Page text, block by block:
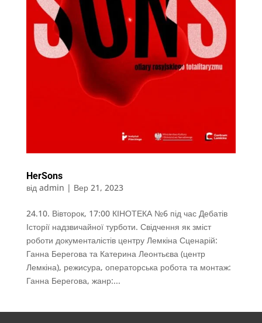
HerSons
від admin | Вер 21, 2023
24.10. Вівторок, 17:00 КІНОТЕКА №6 під час Дебатів
Історії надзвичайної турботи. Свідчення як зміст
роботи документалістів центру Лемкіна Сценарій:
Ганна Берегова та Катерина Леонтьєва (центр
Лемкіна), режисура, операторська робота та монтаж:
Ганна Берегова, жанр:...